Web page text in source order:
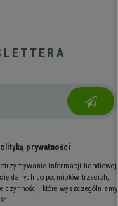
prywatności
informacji handlowej;
danych do podmiotów trzecich;
czynności, które wyszczególniamy